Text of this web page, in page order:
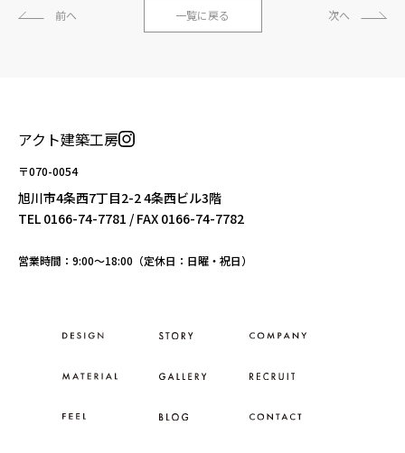
前へ 一覧に戻る 次へ
アクト建築工房
〒070-0054
旭川市4条西7丁目2-2 4条西ビル3階
TEL 0166-74-7781 / FAX 0166-74-7782
営業時間：9:00〜18:00（定休日：日曜・祝日）